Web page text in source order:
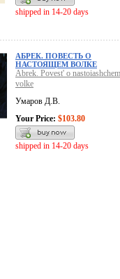
shipped in 14-20 days
АБРЕК. ПОВЕСТЬ О
НАСТОЯЩЕМ ВОЛКЕ
Abrek. Povest' o nastoiashchem
volke
Умаров Д.В.
Your Price: $103.80
shipped in 14-20 days